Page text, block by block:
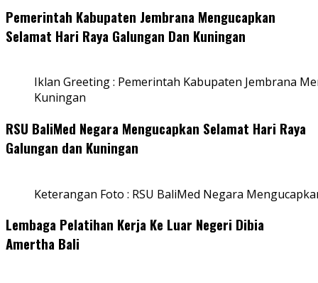
Pemerintah Kabupaten Jembrana Mengucapkan
Selamat Hari Raya Galungan Dan Kuningan
Iklan Greeting : Pemerintah Kabupaten Jembrana
Kuningan
RSU BaliMed Negara Mengucapkan Selamat Hari Raya
Galungan dan Kuningan
Keterangan Foto : RSU BaliMed Negara
Lembaga Pelatihan Kerja Ke Luar Negeri Dibia
Amertha Bali